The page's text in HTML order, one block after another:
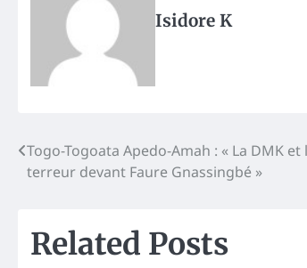
Isidore K
Post
navigation
Togo-Togoata Apedo-Amah : « La DMK
terreur devant Faure Gnassingbé »
Related Posts